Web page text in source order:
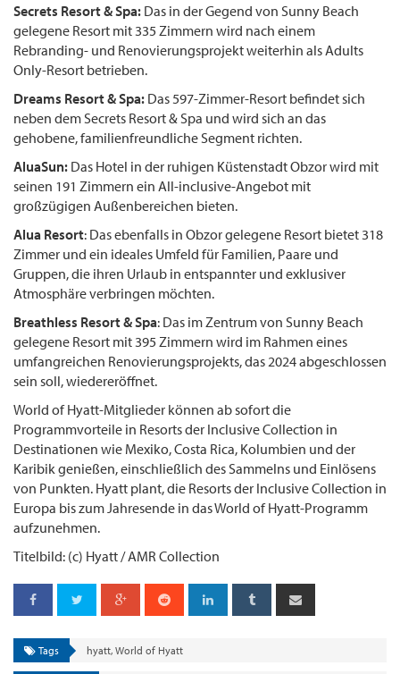
Secrets Resort & Spa: Das in der Gegend von Sunny Beach
gelegene Resort mit 335 Zimmern wird nach einem
Rebranding- und Renovierungsprojekt weiterhin als Adults
Only-Resort betrieben.
Dreams Resort & Spa: Das 597-Zimmer-Resort befindet sich
neben dem Secrets Resort & Spa und wird sich an das
gehobene, familienfreundliche Segment richten.
AluaSun: Das Hotel in der ruhigen Küstenstadt Obzor wird mit
seinen 191 Zimmern ein All-inclusive-Angebot mit
großzügigen Außenbereichen bieten.
Alua Resort: Das ebenfalls in Obzor gelegene Resort bietet 318
Zimmer und ein ideales Umfeld für Familien, Paare und
Gruppen, die ihren Urlaub in entspannter und exklusiver
Atmosphäre verbringen möchten.
Breathless Resort & Spa: Das im Zentrum von Sunny Beach
gelegene Resort mit 395 Zimmern wird im Rahmen eines
umfangreichen Renovierungsprojekts, das 2024 abgeschlossen
sein soll, wiedereröffnet.
World of Hyatt-Mitglieder können ab sofort die
Programmvorteile in Resorts der Inclusive Collection in
Destinationen wie Mexiko, Costa Rica, Kolumbien und der
Karibik genießen, einschließlich des Sammelns und Einlösens
von Punkten. Hyatt plant, die Resorts der Inclusive Collection in
Europa bis zum Jahresende in das World of Hyatt-Programm
aufzunehmen.
Titelbild: (c) Hyatt / AMR Collection
Tags hyatt, World of Hyatt